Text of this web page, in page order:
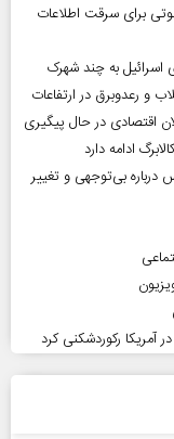
برای سرقت اطلاعات
اسرائیل به چند شهرک
اقتصادی در حال پیگیری
ادامه دارد
درباره بی‌توجهی و تغییر